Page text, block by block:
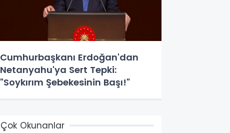
Cumhurbaşkanı Erdoğan'dan
Netanyahu'ya Sert Tepki:
"Soykırım Şebekesinin Başı!"
Çok Okunanlar